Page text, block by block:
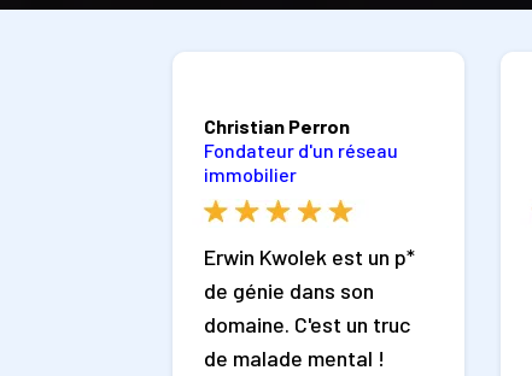
Christian Perron
Fondateur d'un réseau
immobilier
Erwin Kwolek est un p*
de génie dans son
domaine. C'est un truc
de malade mental !